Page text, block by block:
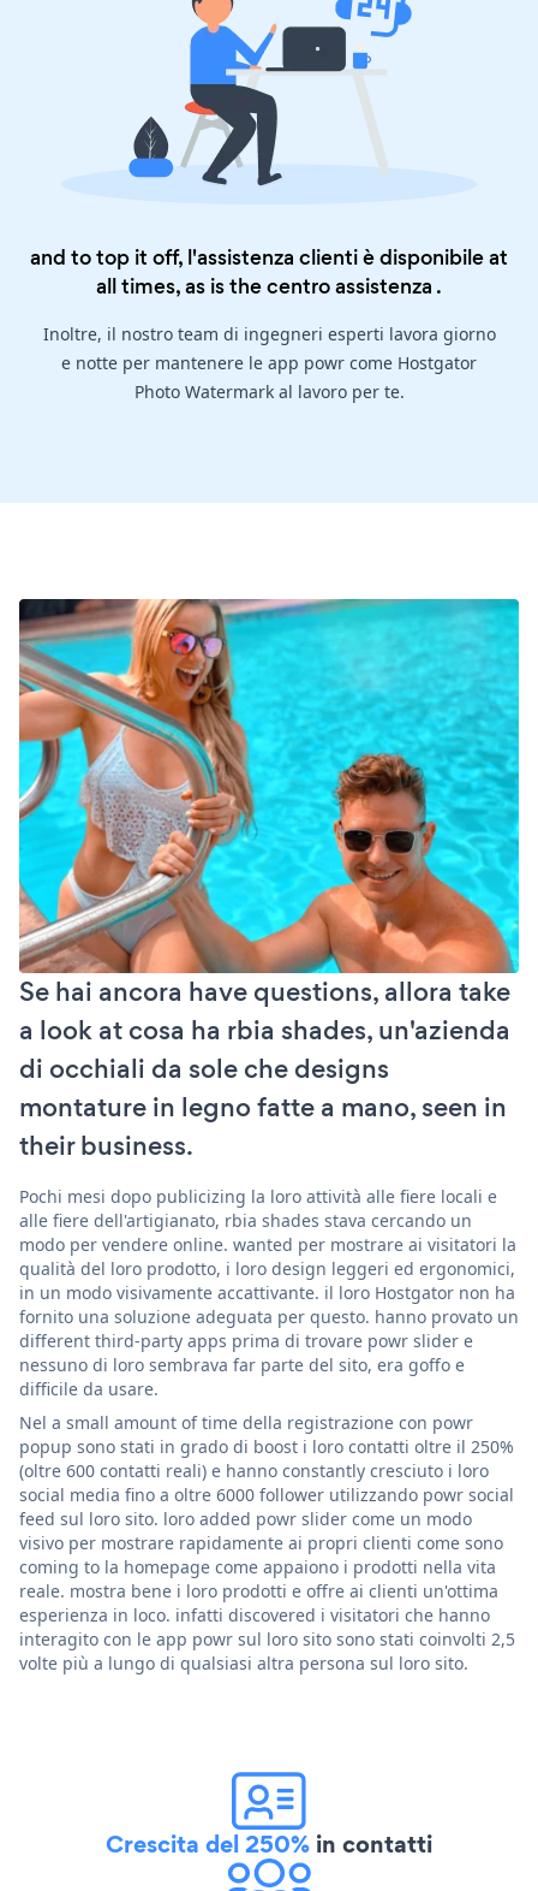
and to top it off, l'assistenza clienti è disponibile at
all times, as is thecentro assistenza .
Inoltre, il nostro team di ingegneri esperti lavora giorno
e notte per mantenere le app powr come Hostgator
Photo Watermark al lavoro per te.
Se hai ancora have questions, allora take
a look at cosa ha rbia shades, un'azienda
di occhiali da sole che designs
montature in legno fatte a mano, seen in
their business.
Pochi mesi dopo publicizing la loro attività alle fiere locali e
alle fiere dell'artigianato, rbia shades stava cercando un
modo per vendere online. wanted per mostrare ai visitatori la
qualità del loro prodotto, i loro design leggeri ed ergonomici,
in un modo visivamente accattivante. il loro Hostgator non ha
fornito una soluzione adeguata per questo. hanno provato un
different third-party apps prima di trovare powr slider e
nessuno di loro sembrava far parte del sito, era goffo e
difficile da usare.
Nel a small amount of time della registrazione con powr
popup sono stati in grado di boost i loro contatti oltre il 250%
(oltre 600 contatti reali) e hanno constantly cresciuto i loro
social media fino a oltre 6000 follower utilizzando powr social
feed sul loro sito. loro added powr slider come un modo
visivo per mostrare rapidamente ai propri clienti come sono
coming to la homepage come appaiono i prodotti nella vita
reale. mostra bene i loro prodotti e offre ai clienti un'ottima
esperienza in loco. infatti discovered i visitatori che hanno
interagito con le app powr sul loro sito sono stati coinvolti 2,5
volte più a lungo di qualsiasi altra persona sul loro sito.
Crescita del 250% in contatti